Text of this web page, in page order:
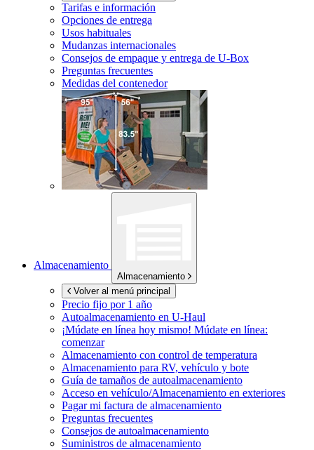
Tarifas e información
Opciones de entrega
Usos habituales
Mudanzas internacionales
Consejos de empaque y entrega de U-Box
Preguntas frecuentes
Medidas del contenedor
Almacenamiento
Almacenamiento
Volver al menú principal
Precio fijo por 1 año
Autoalmacenamiento en U-Haul
¡Múdate en línea hoy mismo! Múdate en línea:
comenzar
Almacenamiento con control de temperatura
Almacenamiento para RV, vehículo y bote
Guía de tamaños de autoalmacenamiento
Acceso en vehículo/Almacenamiento en exteriores
Pagar mi factura de almacenamiento
Preguntas frecuentes
Consejos de autoalmacenamiento
Suministros de almacenamiento